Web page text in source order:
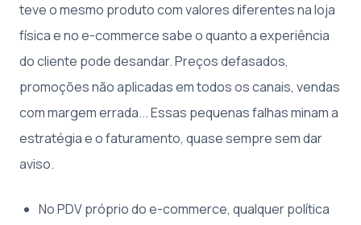
teve o mesmo produto com valores diferentes na loja
física e no e-commerce sabe o quanto a experiência
do cliente pode desandar. Preços defasados,
promoções não aplicadas em todos os canais, vendas
com margem errada... Essas pequenas falhas minam a
estratégia e o faturamento, quase sempre sem dar
aviso.
No PDV próprio do e-commerce, qualquer política